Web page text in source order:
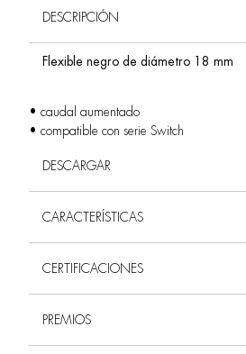
DESCRIPCIÓN
Flexible negro de diámetro 18 mm
• caudal aumentado
• compatible con serie Switch
DESCARGAR
CARACTERÍSTICAS
CERTIFICACIONES
PREMIOS